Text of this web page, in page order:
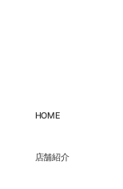
HOME
店舗紹介